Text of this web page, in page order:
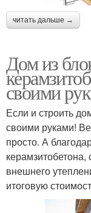
читать дальше →
Дом из
своими
Если и строить
своими руками!
просто. А
внешнего
итоговую